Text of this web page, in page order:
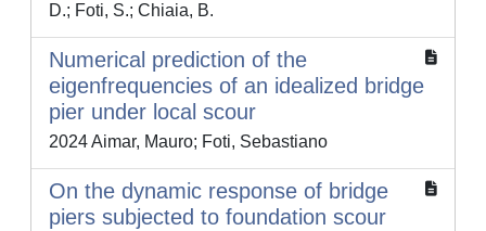
D.; Foti, S.; Chiaia, B.
Numerical prediction of the
eigenfrequencies of an idealized bridge
pier under local scour
2024 Aimar, Mauro; Foti, Sebastiano
On the dynamic response of bridge
piers subjected to foundation scour